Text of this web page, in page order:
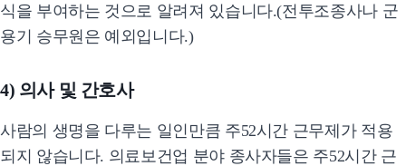
식을 부여하는 것으로 알려져 있습니다.(전투조종사나 군
용기 승무원은 예외입니다.)
4) 의사 및 간호사
사람의 생명을 다루는 일인만큼 주52시간 근무제가 적용
되지 않습니다. 의료보건업 분야 종사자들은 주52시간 근